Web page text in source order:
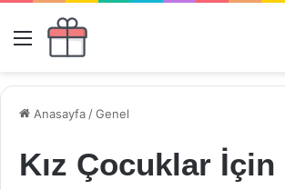
Menü
Anasayfa /Genel
Kız Çocuklar İçin